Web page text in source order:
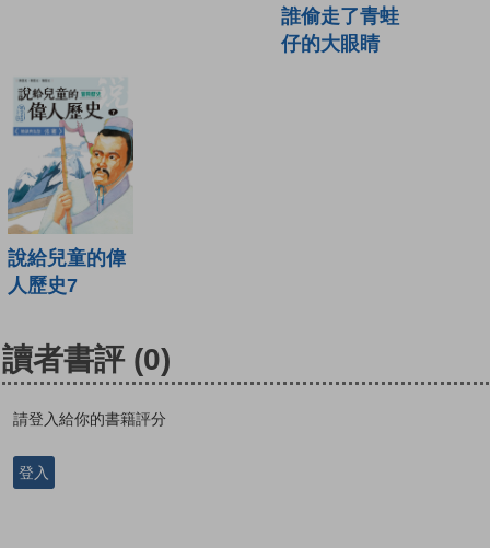
誰偷走了青蛙
仔的大眼睛
說給兒童的偉
人歷史7
讀者書評 (0)
請登入給你的書籍評分
登入